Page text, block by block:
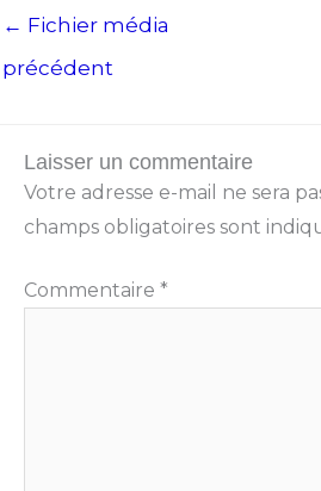
← Fichier média
précédent
Laisser un commentaire
Votre adresse e-mail ne sera
champs obligatoires sont
Commentaire *